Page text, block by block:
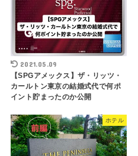
2021.05.09
【SPGアメックス】ザ・リッツ・
カールトン東京の結婚式代で何ポ
イント貯まったのか公開
ホテル